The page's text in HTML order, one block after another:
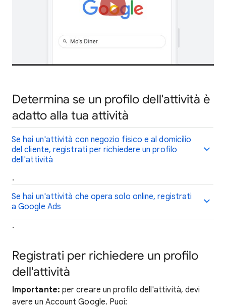
Determina se un profilo dell'attività è
adatto alla tua attività
Se hai un'attività con negozio fisico e al domicilio
del cliente, registrati per richiedere un profilo
dell'attività
.
Se hai un'attività che opera solo online, registrati
a Google Ads
.
Registrati per richiedere un profilo
dell'attività
Importante: per creare un profilo dell'attività, devi
avere un Account Google. Puoi: